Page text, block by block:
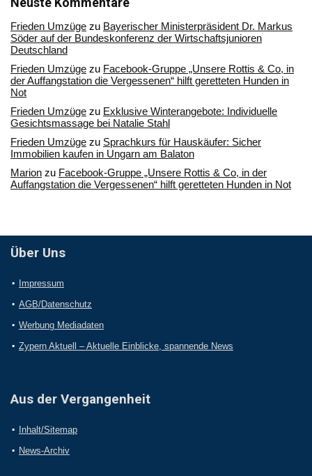
Frieden Umzüge zu Bayerischer Ministerpräsident Dr. Markus
Söder auf der Bundeskonferenz der Wirtschaftsjunioren
Deutschland
Frieden Umzüge zu Facebook-Gruppe „Unsere Rottis & Co, in
der Auffangstation die Vergessenen“ hilft geretteten Hunden in
Not
Frieden Umzüge zu Exklusive Winterangebote: Individuelle
Gesichtsmassage bei Natalie Stahl
Frieden Umzüge zu Sprachkurs für Hauskäufer: Sicher
Immobilien kaufen in Ungarn am Balaton
Marion zu Facebook-Gruppe „Unsere Rottis & Co, in der
Auffangstation die Vergessenen“ hilft geretteten Hunden in Not
Über Uns
Impressum
AGB/Datenschutz
Werbung Mediadaten
Zypern Aktuell – Aktuelle Einblicke, spannende News
Aus der Vergangenheit
Inhalt/Sitemap
News-Archiv